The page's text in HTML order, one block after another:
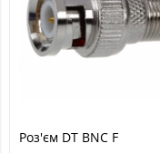
Роз'єм DT BNC F